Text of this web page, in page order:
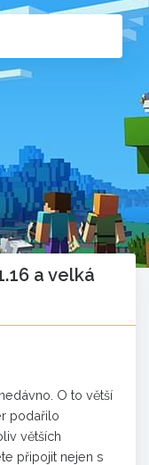
a velká
O to větší
podařilo
větších
připojit nejen s